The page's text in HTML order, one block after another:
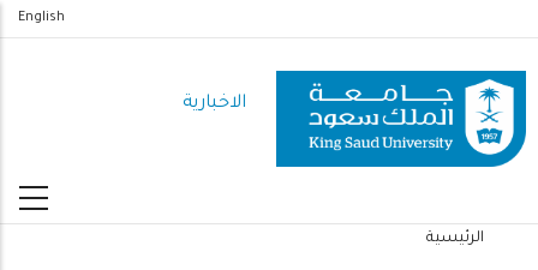
المحتوى
الرئيسي
English
الاخبارية
الرئيسية